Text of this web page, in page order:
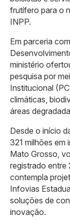
frutífero para o
INPP.
Em parceria
ministério
pesquisa por
Institucional
climáticas,
áreas
Desde o início
321 milhões em
Mato Grosso,
registrado entre
contempla
Infovias
soluções de
inovação.